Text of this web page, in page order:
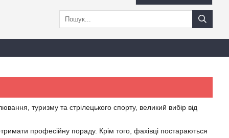
туризму та стрілецького спорту, великий вибір від
професійну пораду. Крім того, фахівці постараються